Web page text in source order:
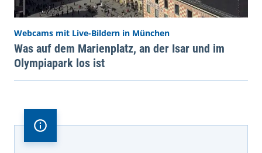
Webcams mit Live-Bildern in München
Was auf dem Marienplatz, an der Isar und im
Olympiapark los ist